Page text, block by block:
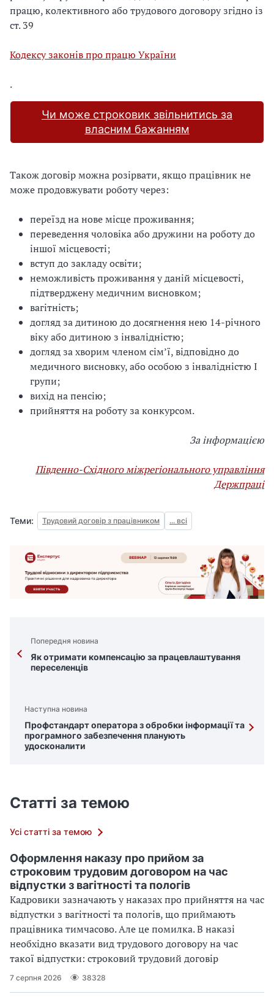
працю, колективного або трудового договору згідно із
ст. 39
Кодексу законів про працю України
.
Чи може строковик звільнитись за
власним бажанням
Також договір можна розірвати, якщо працівник не
може продовжувати роботу через:
переїзд на нове місце проживання;
переведення чоловіка або дружини на роботу до
іншої місцевості;
вступ до закладу освіти;
неможливість проживання у даній місцевості,
підтверджену медичним висновком;
вагітність;
догляд за дитиною до досягнення нею 14-річного
віку або дитиною з інвалідністю;
догляд за хворим членом сім’ї, відповідно до
медичного висновку, або особою з інвалідністю I
групи;
вихід на пенсію;
прийняття на роботу за конкурсом.
За інформацією
Південно-Східного міжрегіонального управління
Держпраці
Теми: Трудовий договір з працівником ... всі
Попередня новина
Як отримати компенсацію за працевлаштування
переселенців
Наступна новина
Профстандарт оператора з обробки інформації та
програмного забезпечення планують
удосконалити
Статті за темою
Усі статті за темою
Оформлення наказу про прийом за
строковим трудовим договором на час
відпустки з вагітності та пологів
Кадровики зазначають у наказах про прийняття на час
відпустки з вагітності та пологів, що приймають
працівника тимчасово. Але це помилка. В наказі
необхідно вказати вид трудового договору на час
такої відпустки: строковий трудовий договір
7 серпня 2026 38328